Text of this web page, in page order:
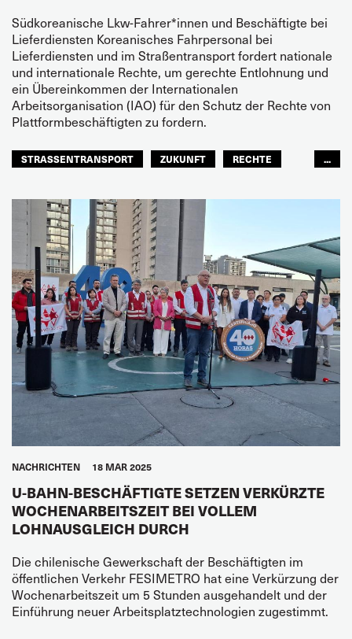
Südkoreanische Lkw-Fahrer*innen und Beschäftigte bei
Lieferdiensten Koreanisches Fahrpersonal bei
Lieferdiensten und im Straßentransport fordert nationale
und internationale Rechte, um gerechte Entlohnung und
ein Übereinkommen der Internationalen
Arbeitsorganisation (IAO) für den Schutz der Rechte von
Plattformbeschäftigten zu fordern.
STRASSENTRANSPORT ZUKUNFT
RECHTE
...
NACHRICHTEN 18 MAR 2025
U-BAHN-BESCHÄFTIGTE SETZEN VERKÜRZTE
WOCHENARBEITSZEIT BEI VOLLEM
LOHNAUSGLEICH DURCH
Die chilenische Gewerkschaft der Beschäftigten im
öffentlichen Verkehr FESIMETRO hat eine Verkürzung der
Wochenarbeitszeit um 5 Stunden ausgehandelt und der
Einführung neuer Arbeitsplatztechnologien zugestimmt.